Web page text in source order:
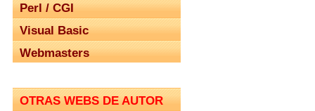
Perl / CGI
Visual Basic
Webmasters
OTRAS WEBS DE AUTOR